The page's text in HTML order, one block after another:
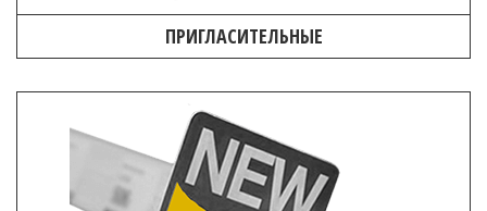
ПРИГЛАСИТЕЛЬНЫЕ